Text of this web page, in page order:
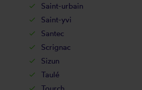
Saint-urbain
Saint-yvi
Santec
Scrignac
Sizun
Taulé